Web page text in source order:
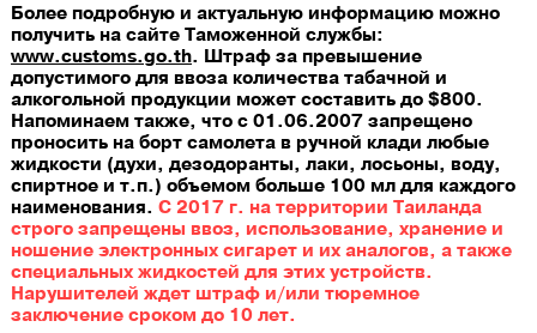
Более подробную и актуальную информацию можно
получить на сайте Таможенной службы:
www.customs.go.th. Штраф за превышение
допустимого для ввоза количества табачной и
алкогольной продукции может составить до $800.
Напоминаем также, что с 01.06.2007 запрещено
проносить на борт самолета в ручной клади любые
жидкости (духи, дезодоранты, лаки, лосьоны, воду,
спиртное и т.п.) объемом больше 100 мл для каждого
наименования. С 2017 г. на территории Таиланда
строго запрещены ввоз, использование, хранение и
ношение электронных сигарет и их аналогов, а также
специальных жидкостей для этих устройств.
Нарушителей ждет штраф и/или тюремное
заключение сроком до 10 лет.